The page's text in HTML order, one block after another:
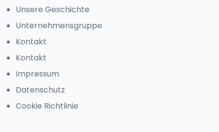
Unsere Geschichte
Unternehmensgruppe
Kontakt
Kontakt
Impressum
Datenschutz
Cookie Richtlinie